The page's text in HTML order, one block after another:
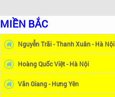
MIỀN BẮC
Nguyễn Trãi - Thanh Xuân - Hà Nội
Hoàng Quốc Việt - Hà Nội
Văn Giang - Hưng Yên